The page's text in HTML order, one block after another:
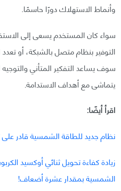
وأنماط الاستهلاك دورًا حاسمًا.
سواء كان المستخدم يسعى إلى
التوفير بنظام متصل بالشبكة، أو
سوف يساعد التفكير المتأني
يتماشى مع أهداف الاستدامة.
اقرأ أيضًا:
نظام جديد للطاقة الشمسية قادر على
زيادة كفاءة تحويل ثنائي أوكسيد
الشمسية بمقدار عشرة أضعاف!